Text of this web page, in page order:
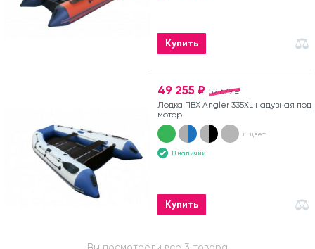
Купить
52 679 ₽
49 255 ₽
Лодка ПВХ Angler 335XL надувная под
мотор
+1 цвет
В наличии
Купить